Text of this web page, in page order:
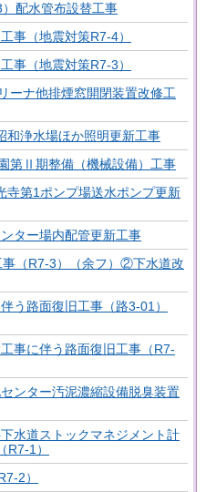
）配水管布設替工事
事（地震対策R7-4）
事（地震対策R7-3）
ーナ他排煙窓開閉装置改修工
和浄水場ほか照明更新工事
第Ⅱ期整備（機械設備）工事
寺第1ポンプ場送水ポンプ更新
ター場内配管更新工事
（R7-3）（余フ）②下水道改
う路面復旧工事（路3-01）
事に伴う路面復旧工事（R7-
ンター汚泥濃縮設備脱臭装置
水道ストックマネジメント計
1）
2）